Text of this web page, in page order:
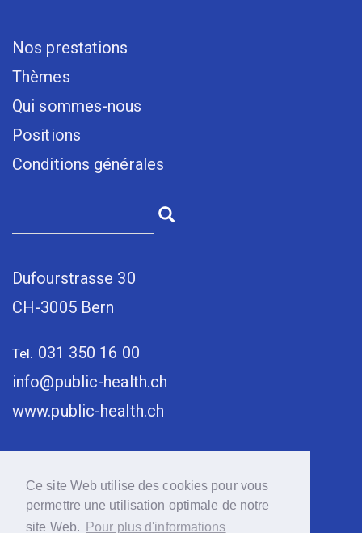
Ce site Web utilise des cookies pour vous
permettre une utilisation optimale de notre
site Web.
Pour plus d'informations
Nos prestations
Thèmes
Qui sommes-nous
Positions
Conditions générales
Dufourstrasse 30
CH-3005 Bern
Tel. 031 350 16 00
info@public-health.ch
www.public-health.ch